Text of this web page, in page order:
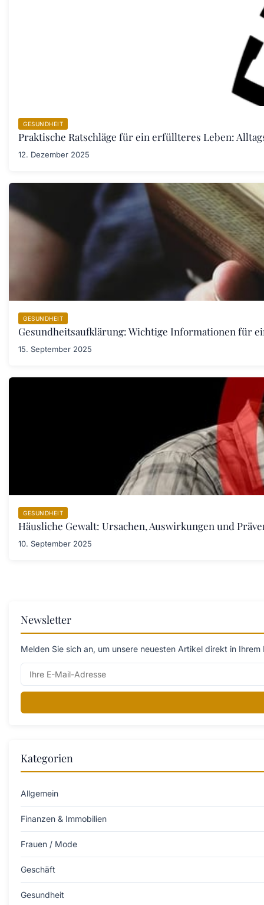
GESUNDHEIT
Praktische Ratschläge für ein erfüllteres Leben:
12. Dezember 2025
GESUNDHEIT
Gesundheitsaufklärung: Wichtige Informationen für
15. September 2025
GESUNDHEIT
Häusliche Gewalt: Ursachen, Auswirkungen und
10. September 2025
Newsletter
Melden Sie sich an, um unsere neuesten Artikel direkt in
Kategorien
Allgemein
Finanzen & Immobilien
Frauen / Mode
Geschäft
Gesundheit